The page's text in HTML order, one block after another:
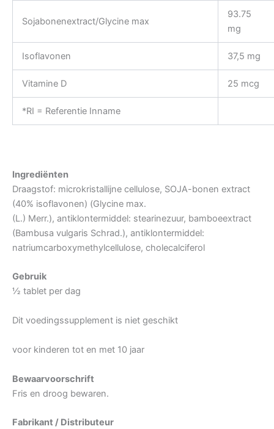
Sojabonenextract/Glycine max
93.75
mg
Isoflavonen 37,5 mg
Vitamine D 25 mcg
*RI = Referentie Inname
Ingrediënten
Draagstof: microkristallijne cellulose, SOJA-bonen extract
(40% isoflavonen) (Glycine max.
(L.) Merr.), antiklontermiddel: stearinezuur, bamboeextract
(Bambusa vulgaris Schrad.), antiklontermiddel:
natriumcarboxymethylcellulose, cholecalciferol
Gebruik
½ tablet per dag
Dit voedingssupplement is niet geschikt
voor kinderen tot en met 10 jaar
Bewaarvoorschrift
Fris en droog bewaren.
Fabrikant / Distributeur